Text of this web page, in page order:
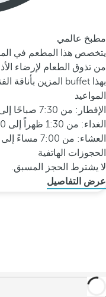
مطبخ عالمي
يتخصص هذا المطعم في
من تذوق الطعام لإرضاء
بهذا buffet المزين بأناقة الفندق.
المواعيد
الإفطار: من 7:30 صباحًا إلى 10:30 صباحًا
الغداء: من 1:30 ظهراً إلى 4:30 عصراً
العشاء: من 7:00 مساءً إلى 11:00 مساءً
الحجوزات الهاتفية
لا يشترط الحجز المسبق.
عرض التفاصيل